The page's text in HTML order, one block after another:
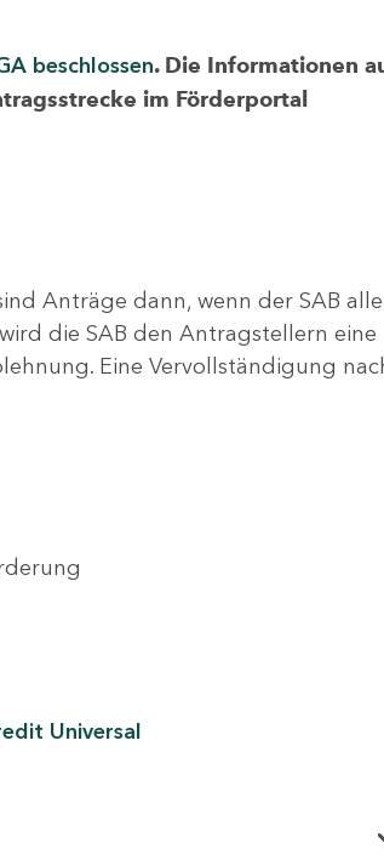
beschlossen. Die Informationen
im Förderportal
Anträge dann, wenn der SAB
die SAB den Antragstellern eine
Eine Vervollständigung
Universal